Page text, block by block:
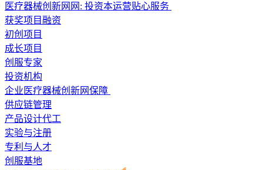
医疗器械创新网网: 投资本运营贴心服务
获奖项目融资
初创项目
成长项目
创服专家
投资机构
企业医疗器械创新网保障
供应链管理
产品设计代工
实验与注册
专利与人才
创服基地